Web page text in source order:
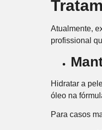
Atualmente,
profissional
Hidratar a
óleo na
Para casos